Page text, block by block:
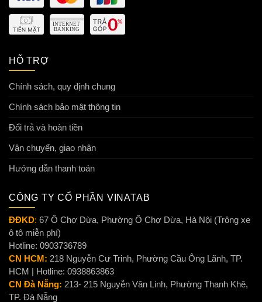
HỖ TRỢ
Chính sách, quy định chung
Chính sách bảo mật thông tin
Đổi trả và hoàn tiền
Vận chuyển, giao nhận
Hướng dẫn thanh toán
CÔNG TY CỔ PHẦN VINATAB
ĐĐKD: 67 Ô Chợ Dừa, Phường Ô Chợ Dừa, Hà Nội (Trông xe
ô tô miễn phí)
Hotline: 0903736789
CN HCM: 218 Nguyễn Cư Trinh, Phường Cầu Ông Lãnh, TP.
HCM | Hotline: 0938863863
CN Đà Nẵng: 213- 215 Nguyễn Văn Linh, Phường Thanh Khê,
TP. Đà Nẵng